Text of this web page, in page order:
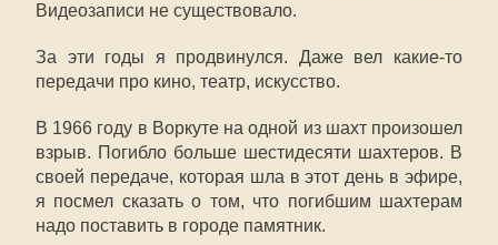
Видеозаписи не существовало.
За эти годы я продвинулся. Даже вел какие-то
передачи про кино, театр, искусство.
В 1966 году в Воркуте на одной из шахт произошел
взрыв. Погибло больше шестидесяти шахтеров. В
своей передаче, которая шла в этот день в эфире,
я посмел сказать о том, что погибшим шахтерам
надо поставить в городе памятник.